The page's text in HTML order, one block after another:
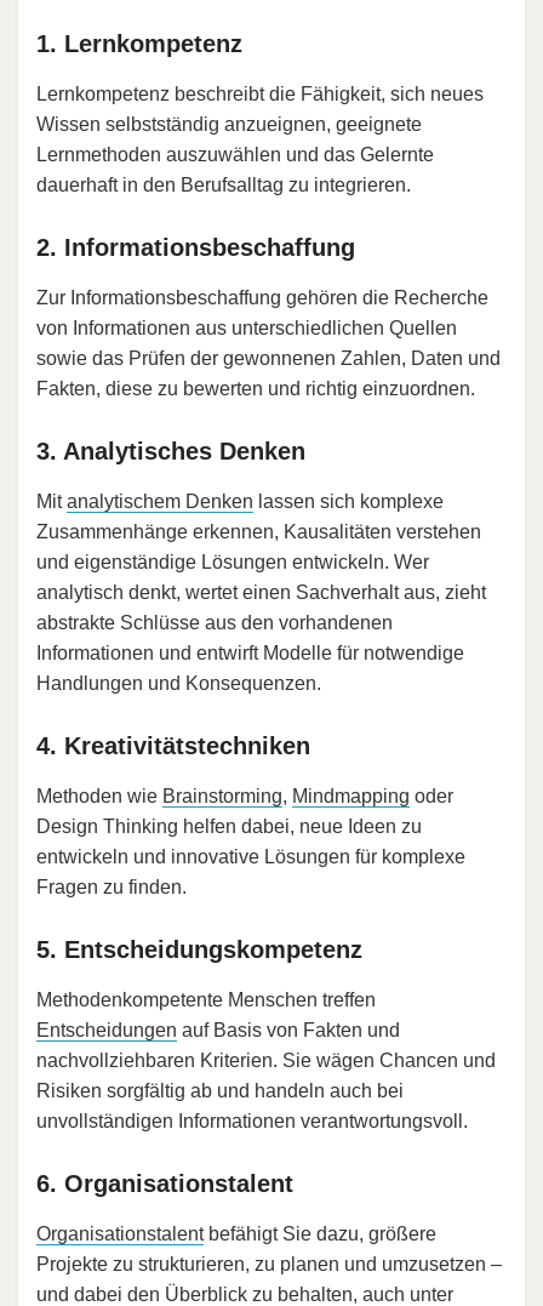
1. Lernkompetenz
Lernkompetenz beschreibt die Fähigkeit, sich neues
Wissen selbstständig anzueignen, geeignete
Lernmethoden auszuwählen und das Gelernte
dauerhaft in den Berufsalltag zu integrieren.
2. Informationsbeschaffung
Zur Informationsbeschaffung gehören die Recherche
von Informationen aus unterschiedlichen Quellen
sowie das Prüfen der gewonnenen Zahlen, Daten und
Fakten, diese zu bewerten und richtig einzuordnen.
3. Analytisches Denken
Mitanalytischem Denken lassen sich komplexe
Zusammenhänge erkennen, Kausalitäten verstehen
und eigenständige Lösungen entwickeln. Wer
analytisch denkt, wertet einen Sachverhalt aus, zieht
abstrakte Schlüsse aus den vorhandenen
Informationen und entwirft Modelle für notwendige
Handlungen und Konsequenzen.
4. Kreativitätstechniken
Methoden wie Brainstorming, Mindmapping oder
Design Thinking helfen dabei, neue Ideen zu
entwickeln und innovative Lösungen für komplexe
Fragen zu finden.
5. Entscheidungskompetenz
Methodenkompetente Menschen treffen
Entscheidungen auf Basis von Fakten und
nachvollziehbaren Kriterien. Sie wägen Chancen und
Risiken sorgfältig ab und handeln auch bei
unvollständigen Informationen verantwortungsvoll.
6. Organisationstalent
Organisationstalentbefähigt Sie dazu, größere
Projekte zu strukturieren, zu planen und umzusetzen –
und dabei den Überblick zu behalten, auch unter